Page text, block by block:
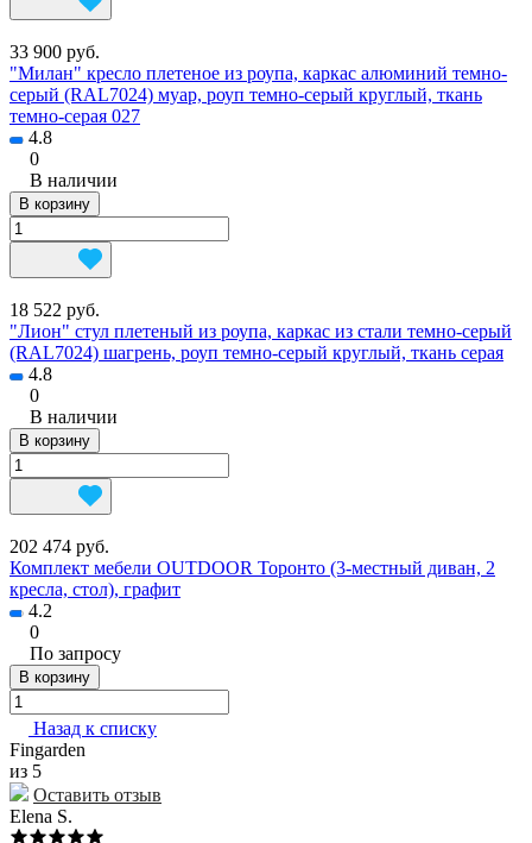
33 900 руб.
"Милан" кресло плетеное из роупа, каркас алюминий темно-
серый (RAL7024) муар, роуп темно-серый круглый, ткань
темно-серая 027
4.8
0
В наличии
В корзину
18 522 руб.
"Лион" стул плетеный из роупа, каркас из стали темно-серый
(RAL7024) шагрень, роуп темно-серый круглый, ткань серая
4.8
0
В наличии
В корзину
202 474 руб.
Комплект мебели OUTDOOR Торонто (3-местный диван, 2
кресла, стол), графит
4.2
0
По запросу
В корзину
Назад к списку
Fingarden
из 5
Оставить отзыв
Elena S.